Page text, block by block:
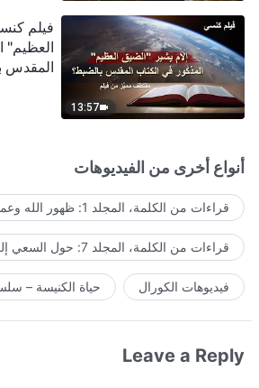
13:57
فيلم
العظيم"
المقدس
أنواع أخرى من الفيديوهات
قراءات من الكلمة، المجلد 1: ظهور الله وعمله
قراءات من الكلمة، المجلد 7: حول السعي إلى الحق
فيديوهات الكورال حياة الكنيسة –
Leave a Reply